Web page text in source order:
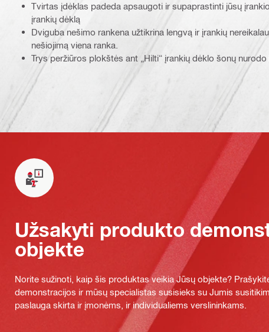
Tvirtas įdėklas padeda apsaugoti ir supaprastinti jūsų
įrankių dėklą
Dviguba nešimo rankena užtikrina lengvą ir įrankių
nešiojimą viena ranka.
Trys peržiūros plokštės ant „Hilti“ įrankių dėklo šonų
Užsakyti produkto
objekte
Norite sužinoti, kaip šis produktas veikia Jūsų objekte?
demonstracijos ir mūsų specialistas susisieks su Jumis
paslauga skirta ir įmonėms, ir individualiems verslininkams.